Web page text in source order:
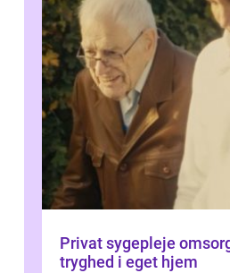
Privat sygepleje omsorg, kontinuitet og
tryghed i eget hjem